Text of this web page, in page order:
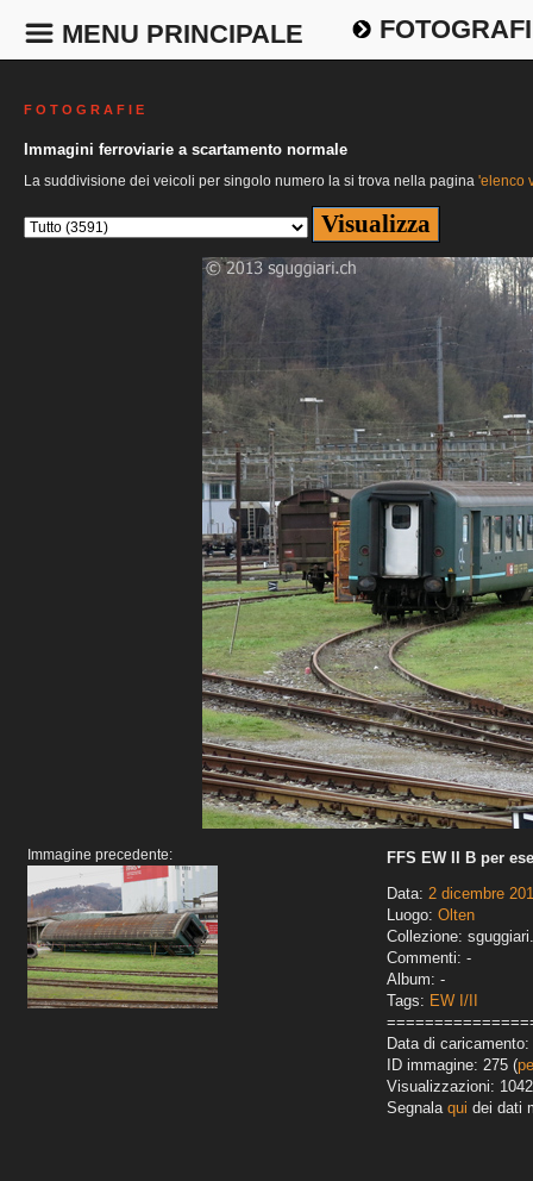
MENU PRINCIPALE
F O T O G R A F I E
Immagini ferroviarie a scartamento normale
La suddivisione dei veicoli per singolo numero la si trova nella pagina 'elenco
Immagine precedente:
FFS EW II B per
Data: 2 dicembre
Luogo: Olten
Collezione:
Commenti: -
Album: -
Tags: EW I/II
Data di caricamento:
ID immagine: 275 (
Visualizzazioni: 1042
Segnala qui dei dati